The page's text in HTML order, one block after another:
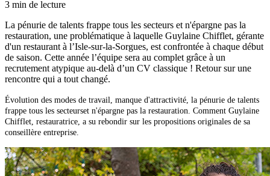
3 min de lecture
La pénurie de talents frappe tous les secteurs et n'épargne pas la
restauration, une problématique à laquelle Guylaine Chifflet, gérante
d'un restaurant à l’Isle-sur-la-Sorgues, est confrontée à chaque début
de saison. Cette année l’équipe sera au complet grâce à un
recrutement atypique au-delà d’un CV classique ! Retour sur une
rencontre qui a tout changé.
Évolution des modes de travail, manque d'attractivité, la pénurie de talents
frappe tous les secteurset n'épargne pas la restauration. Comment Guylaine
Chifflet, restauratrice, a su rebondir sur les propositions originales de sa
conseillère entreprise.